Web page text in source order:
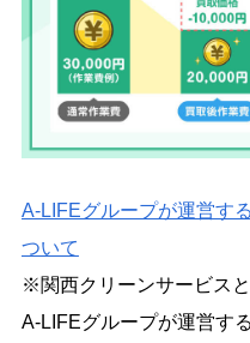
A-LIFEグループが運営す
ついて
※関西クリーンサービスと
A-LIFEグループが運営す